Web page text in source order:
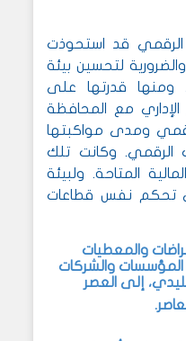
الرقمي قد استحوذت
لتحسين بيئة
ومنها قدرتها على
مع المحافظة
ومدى مواكبتها
الرقمي. وكانت تلك
المتاحة. ولبيئة
تحكم نفس قطاعات
والمعطيات
المؤسسات والشركات
إلى العصر